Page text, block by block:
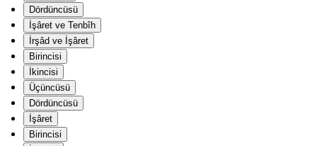
Dördüncüsü
İşâret ve Tenbîh
İrşâd ve İşâret
Birincisi
İkincisi
Üçüncüsü
Dördüncüsü
İşâret
Birincisi